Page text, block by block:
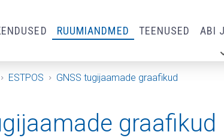
RUUMIANDMED TEENUSED ABI
ESTPOS GNSS tugijaamade graafikud
graafikud